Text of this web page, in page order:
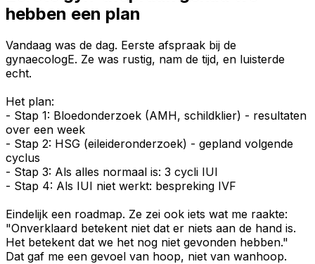
hebben een plan
Vandaag was de dag. Eerste afspraak bij de
gynaecologE. Ze was rustig, nam de tijd, en luisterde
echt.
Het plan:
- Stap 1: Bloedonderzoek (AMH, schildklier) - resultaten
over een week
- Stap 2: HSG (eileideronderzoek) - gepland volgende
cyclus
- Stap 3: Als alles normaal is: 3 cycli IUI
- Stap 4: Als IUI niet werkt: bespreking IVF
Eindelijk een roadmap. Ze zei ook iets wat me raakte:
"Onverklaard betekent niet dat er niets aan de hand is.
Het betekent dat we het nog niet gevonden hebben."
Dat gaf me een gevoel van hoop, niet van wanhoop.